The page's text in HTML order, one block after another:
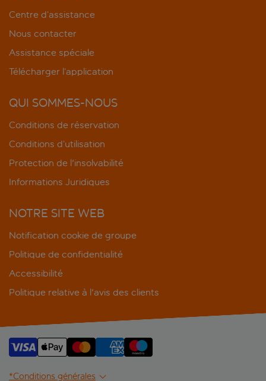
Centre d’assistance
Nous contacter
Assistance spéciale
Télécharger l’application
QUI SOMMES-NOUS
Conditions de réservation
Conditions d’utilisation
Protection de l'insolvabilité
Informations Juridiques
NOTRE SITE WEB
Notification cookie de groupe
Politique de confidentialité
Accessibilité
Politique relative à l'avis des clients
*Conditions générales